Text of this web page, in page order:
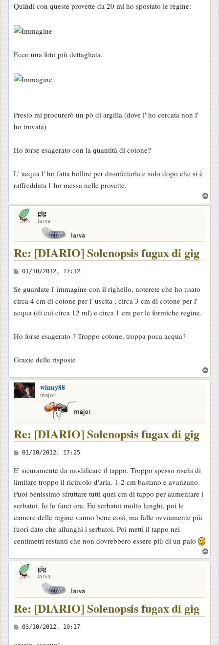
i
Quindi con queste provette da 20 ml ho spostato le regine:
Ecco una foto più dettagliata.
Presto mi procurerò un pò di argilla (dove l' ho cercata non l'
ho trovata)
Ho forse esagerato con la quantità di cotone?
L' acqua l' ho fatta bollire per disinfettarla e solo dopo che si è
raffreddata l' ho messa nelle provette.
o
gig
larva
Re: [DIARIO] Solenopsis fugax di gig
M
s
s
a
g
o
01/10/2012, 17:12
Se guardate l' immagine con il righello, noterete che ho usato
circa 4 cm di cotone per l' uscita , circa 3 cm di cotone per l'
acqua (di cui circa 12 ml) e circa 1 cm per le formiche regine.
Ho forse esagerato ? Troppo cotone, troppa poca acqua?
Grazie delle risposte
o
winny88
major
Re: [DIARIO] Solenopsis fugax di gig
M
s
s
a
g
g
i
o
01/10/2012, 17:25
E' sicuramente da modificare il tappo. Troppo spesso rischi di
limitare troppo il ricircolo d'aria. 1-2 cm bastano e avanzano.
Puoi benissimo sfruttare tutti quei cm di tappo per aumentare i
serbatoi. Io lo farei ora. Fai serbatoi molto lunghi, poi le
camere delle regine vanno bene così, ma falle ovviamente più
fuori dato che allunghi i serbatoi. Poi metti il tappo nei
centimetri restanti che non dovrebbero essere più di un paio
o
gig
larva
Re: [DIARIO] Solenopsis fugax di gig
M
03/10/2012, 10:17